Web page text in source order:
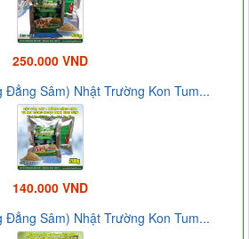
250.000 VND
Đẳng Sâm) Nhật Trường Kon Tum...
140.000 VND
Đẳng Sâm) Nhật Trường Kon Tum...